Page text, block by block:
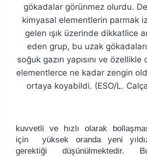
gökadalar görünmez olurdu.
kimyasal elementlerin parmak
gelen ışık üzerinde dikkatlice
eden grup, bu uzak
soğuk gazın yapısını ve özellikle
elementlerce ne kadar zengin
ortaya koyabildi. (ESO/L.
kuvvetli ve hızlı olarak
için yüksek oranda yeni
gerektiği düşünülmektedir.